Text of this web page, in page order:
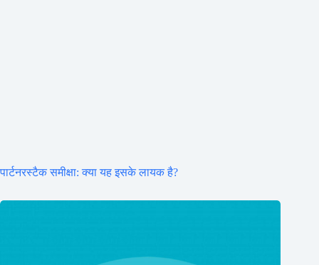
पार्टनरस्टैक समीक्षा: क्या यह इसके लायक है?